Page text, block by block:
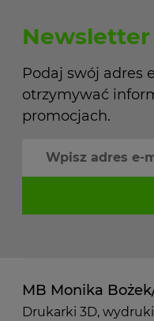
Newsletter
Podaj swój adres
otrzymywać
promocjach.
MB Monika
Drukarki 3D,